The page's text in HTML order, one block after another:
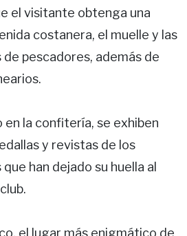
el visitante obtenga una
costanera, el muelle y las
pescadores, además de
en la confitería, se exhiben
y revistas de los
han dejado su huella al
el lugar más enigmático de